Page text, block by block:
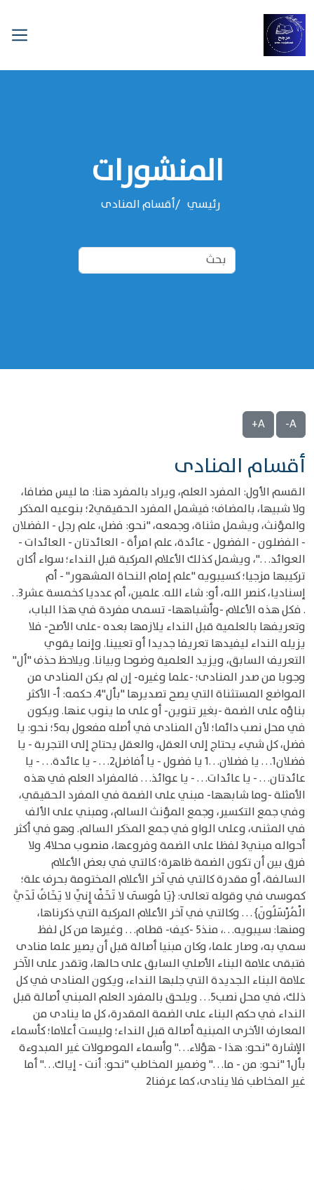
المنشورات
رئيسي أقسام المنادى
A-
A+
أقسام المنادى
القسم الأول: المفرد العلم، ويراد بالمفرد هنا: ما ليس مضافا،
ولا شبيها، بالمضاف؛ فيشمل المفرد الحقيقي2؛ بنوعيه المذكر
والمؤنث، ويشمل مثناة، وجمعه، "نحو: فضل، علم رجل - الفضلان
- الفضلون - الفضول - عائدة، علم امرأة - العائدتان - العائدات -
العوائد. . ."، ويشمل كذلك الأعلام المركبة قبل النداء؛ سواء أكان
تركيبها مزجيا؛ كسيبويه "علم إمام النحاة المشهور" - أم
إسناديا، كنصر الله، أو: شاء الله. علمين، أم عدديا كخمسة عشر3. .
. فكل هذه الأعلام -وأشباهها- تسمى مفردة في هذا الباب،
وتعريفها بالعلمية قبل النداء يلازمها بعده -على الأصح- فلا
يزيله النداء ليفيدها تعريفا جديدا أو تعيينا. وإنما يقوي
التعريف السابق، ويزيد العلمية وضوحا وبيانا. ويلاحظ حذف "أل"
وجوبا من صدر المنادى؛ -علما وغيره- إن لم يكن المنادى من
المواضع المستثناة التي يصح تصديرها "بأل"4. حكمه: أ- الأكثر
بناؤه على الضمة -بغير تنوين- أو على ما ينوب عنها. ويكون
في محل نصب دائما؛ لأن المنادى في أصله مفعول به5؛ نحو: يا
فضل، كل شيء يحتاج إلى العقل، والعقل يحتاج إلى التجربة - يا
فضلان1. . . يا فضلان. . .1 يا فضول - يا أفاضل2. . . - يا عائدة. . . - يا
عائدتان. . . - يا عائدات. . . - يا عوائذ. . . فالمفراد العلم في هذه
الأمثلة -وما شابهها- مبني على الضمة في المفرد الحقيقي،
وفي جمع التكسير، وجمع المؤنث السالم، ومبني على الألف
في المثنى، وعلى الواو في جمع المذكر السالم. وهو في أكثر
أحواله مبني3 لفظا على الضمة وفروعها، منصوب محلا4. ولا
فرق بين أن تكون الضمة ظاهرة؛ كالتي في بعض الأعلام
السالفة، أو مقدرة كالتي في آخر الأعلام المختومة بحرف علة؛
كموسى في وقوله تعالى: {يَا مُوسَى لا تَخَفْ إِنِّي لا يَخَافُ لَدَيَّ
الْمُرْسَلُونَ} . . . وكالتي في آخر الأعلام المركبة التي ذكرناها،
ومنها: سيبويه. . .، منذ5 -كيف- قطام. . . وغيرها من كل لفظ
سمي به، وصار علما، وكان مبنيا أصالة قبل أن يصير علما منادى
فتبقى علامة البناء الأصلي السابق على حالها، وتقدر على الآخر
علامة البناء الجديدة التي جلبها النداء، ويكون المنادى في كل
ذلك، في محل نصب5. . . ويلحق بالمفرد العلم المبني أصالة قبل
النداء في حكم البناء على الضمة المقدرة، كل ما ينادى من
المعارف الأخرى المبنية أصالة قبل النداء؛ وليست أعلاما؛ كأسماء
الإشارة "نحو: هذا - هؤلاء. . ." وأسماء الموصولات غير المبدوءة
بأل1 "نحو: من - ما. . ." وضمير المخاطب "نحو: أنت - إياك. . ." أما
غير المخاطب فلا ينادى، كما عرفنا2